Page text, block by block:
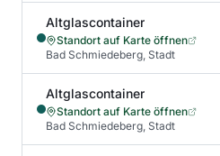
Altglascontainer
Standort auf Karte öffnen
Bad Schmiedeberg, Stadt
Altglascontainer
Standort auf Karte öffnen
Bad Schmiedeberg, Stadt